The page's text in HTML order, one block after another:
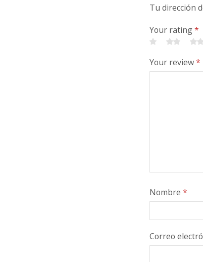
Tu dirección
Your rating*
Your review*
Nombre *
Correo